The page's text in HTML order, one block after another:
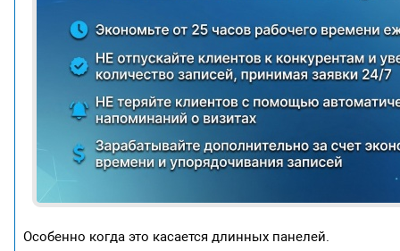
Особенно когда это касается длинных панелей.